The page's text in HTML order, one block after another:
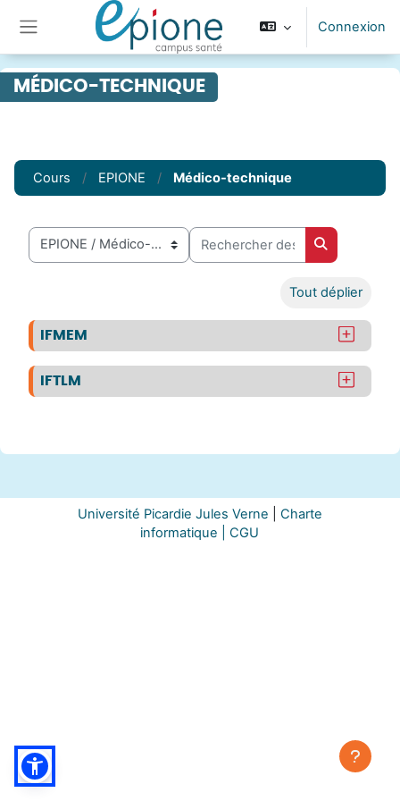
Passer au contenu principal
Panneau latéral
Connexion
MÉDICO-TECHNIQUE
Cours EPIONE Médico-technique
Catégories de cours
Rechercher des cours
Rechercher
Tout déplier
IFMEM
IFTLM
Université Picardie Jules Verne
Charte
informatique |
CGU